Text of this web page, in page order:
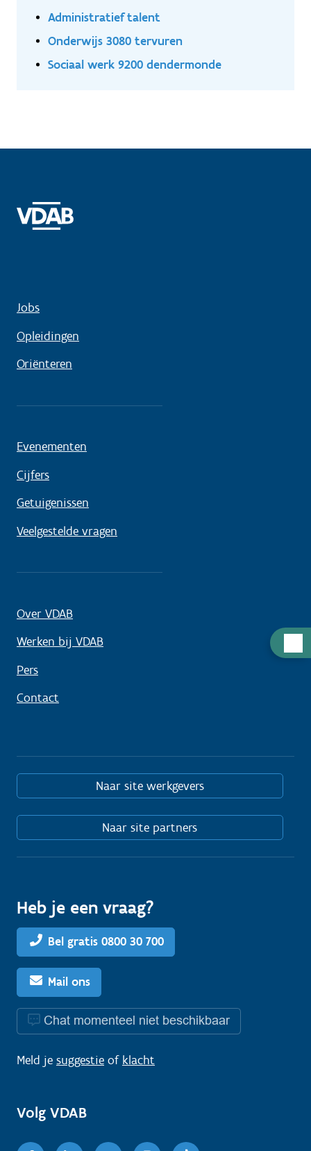
Administratief talent
Onderwijs 3080 tervuren
Sociaal werk 9200 dendermonde
Jobs
Opleidingen
Oriënteren
Evenementen
Cijfers
Getuigenissen
Veelgestelde vragen
Over VDAB
Werken bij VDAB
Pers
Contact
Naar site werkgevers
Naar site partners
Heb je een vraag?
Bel gratis 0800 30 700
Mail ons
Chat momenteel niet beschikbaar
Meld je suggestie of klacht
Volg VDAB